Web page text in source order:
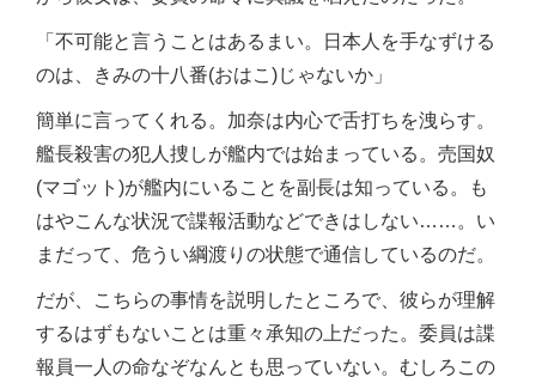
「不可能と言うことはあるまい。日本人を手なずける
のは、きみの十八番(おはこ)じゃないか」
簡単に言ってくれる。加奈は内心で舌打ちを洩らす。
艦長殺害の犯人捜しが艦内では始まっている。売国奴
(マゴット)が艦内にいることを副長は知っている。も
はやこんな状況で諜報活動などできはしない……。い
まだって、危うい綱渡りの状態で通信しているのだ。
だが、こちらの事情を説明したところで、彼らが理解
するはずもないことは重々承知の上だった。委員は諜
報員一人の命なぞなんとも思っていない。むしろこの